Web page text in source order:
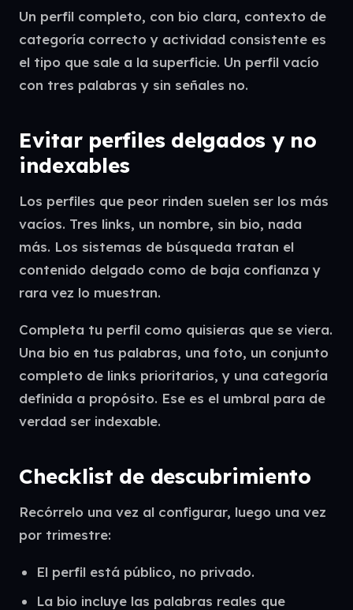
Un perfil completo, con bio clara, contexto de
categoría correcto y actividad consistente es
el tipo que sale a la superficie. Un perfil vacío
con tres palabras y sin señales no.
Evitar perfiles delgados y no
indexables
Los perfiles que peor rinden suelen ser los más
vacíos. Tres links, un nombre, sin bio, nada
más. Los sistemas de búsqueda tratan el
contenido delgado como de baja confianza y
rara vez lo muestran.
Completa tu perfil como quisieras que se viera.
Una bio en tus palabras, una foto, un conjunto
completo de links prioritarios, y una categoría
definida a propósito. Ese es el umbral para de
verdad ser indexable.
Checklist de descubrimiento
Recórrelo una vez al configurar, luego una vez
por trimestre:
El perfil está público, no privado.
La bio incluye las palabras reales que